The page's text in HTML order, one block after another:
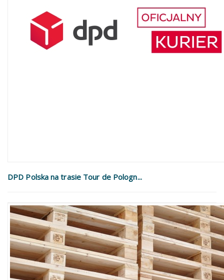
DPD Polska na trasie Tour de Pologn...